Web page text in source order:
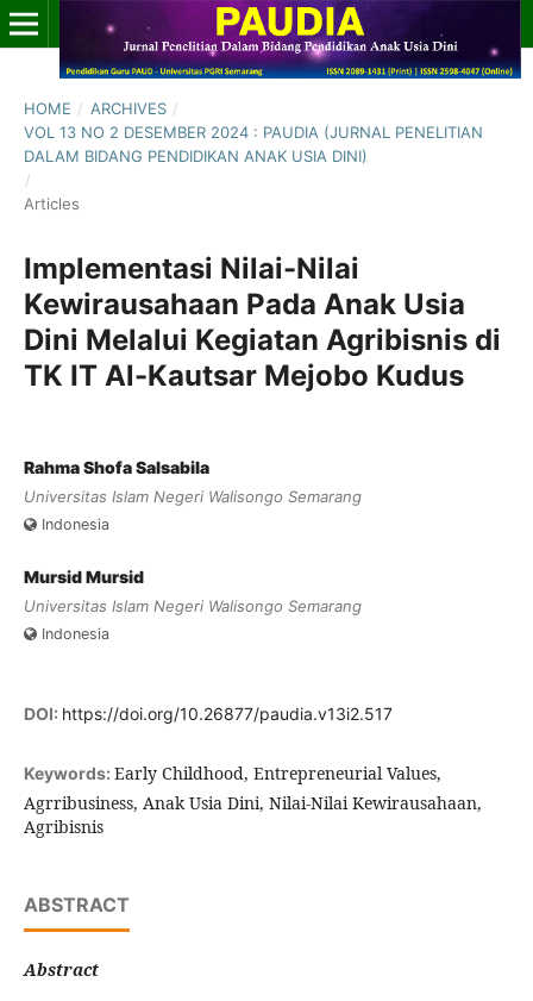
HOME / ARCHIVES /
VOL 13 NO 2 DESEMBER 2024 : PAUDIA (JURNAL PENELITIAN
DALAM BIDANG PENDIDIKAN ANAK USIA DINI)
/
Articles
Implementasi Nilai-Nilai
Kewirausahaan Pada Anak Usia
Dini Melalui Kegiatan Agribisnis di
TK IT Al-Kautsar Mejobo Kudus
Rahma Shofa Salsabila
Universitas Islam Negeri Walisongo Semarang
Indonesia
Mursid Mursid
Universitas Islam Negeri Walisongo Semarang
Indonesia
DOI: https://doi.org/10.26877/paudia.v13i2.517
Keywords: Early Childhood, Entrepreneurial Values,
Agrribusiness, Anak Usia Dini, Nilai-Nilai Kewirausahaan,
Agribisnis
ABSTRACT
Abstract